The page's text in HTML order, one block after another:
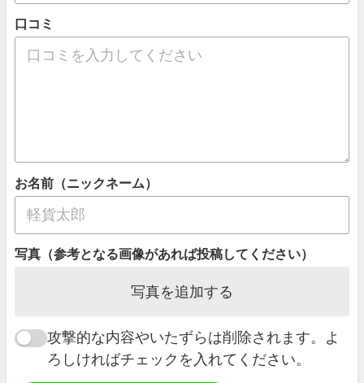
口コミ
お名前（ニックネーム）
写真（参考となる画像があれば投稿してください）
写真を追加する
攻撃的な内容やいたずらは削除されます。よ
ろしければチェックを入れてください。